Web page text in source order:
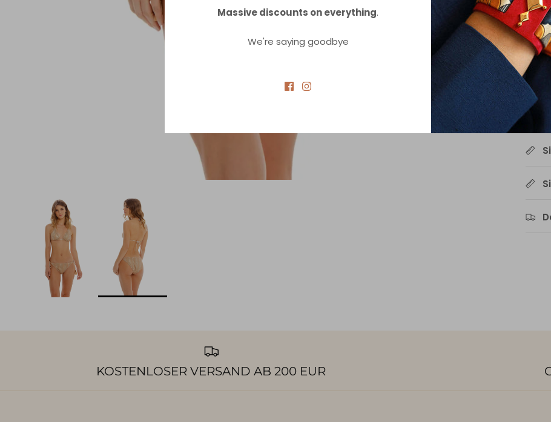
Die
KOSTENLOSER VERSAND AB 200 EUR
Massive discounts on everything.
We're saying goodbye